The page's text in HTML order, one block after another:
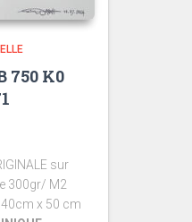
750 K0
sur
300gr/ M2
x 50 cm